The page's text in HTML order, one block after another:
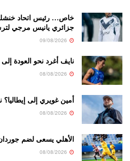
خاص… رئيس اتحاد
جزائري يانيس مرجي
نايف أغرد نحو العودة
أمين غويري إلى إيطاليا؟
الأهلي يسعى لضم جوردان